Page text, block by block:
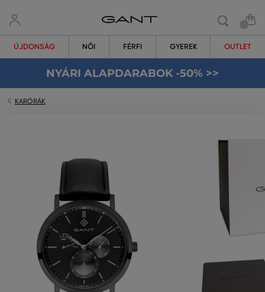
ÚJDONSÁG NŐI FÉRFI GYEREK OUTLET
NYÁRI ALAPDARABOK -50% >>
KARÓRÁK